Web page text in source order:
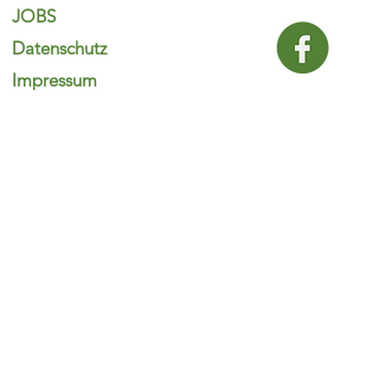
JOBS
Datenschutz
Impressum